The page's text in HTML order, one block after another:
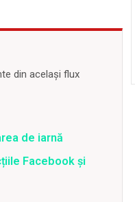
din același flux
de iarnă
Facebook și